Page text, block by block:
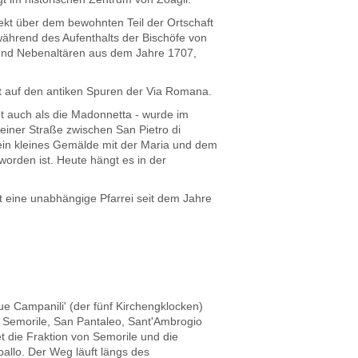
über dem bewohnten Teil der Ortschaft
des Aufenthalts der Bischöfe von
Nebenaltären aus dem Jahre 1707,
den antiken Spuren der Via Romana.
auch als die Madonnetta - wurde im
Straße zwischen San Pietro di
kleines Gemälde mit der Maria und dem
ist. Heute hängt es in der
unabhängige Pfarrei seit dem Jahre
Campanili' (der fünf Kirchengklocken)
San Pantaleo, Sant'Ambrogio
die Fraktion von Semorile und die
Der Weg läuft längs des